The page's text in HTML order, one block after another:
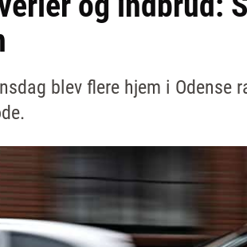
blev flere hjem i Odense